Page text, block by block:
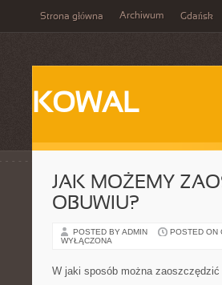
Strona główna Archiwum Gdańsk
KOWAL
JAK MOŻEMY
OBUWIU?
POSTED BY ADMIN POSTED ON
WYŁĄCZONA
W jaki sposób można